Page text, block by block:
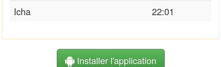
Icha
22:01
Installer l'application